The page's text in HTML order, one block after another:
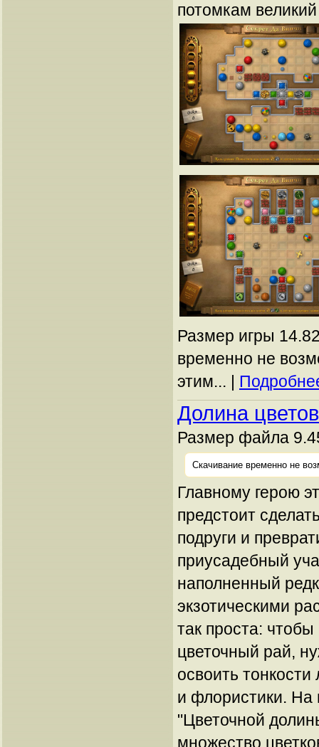
потомкам
Размер игры
временно не
этим... |
Долина цветов
Размер файла
Скачивание временно не
Главному герою
предстоит
подруги и
приусадебный
наполненный
экзотическими
так проста:
цветочный рай,
освоить
и флористики. На
"Цветочной
множество